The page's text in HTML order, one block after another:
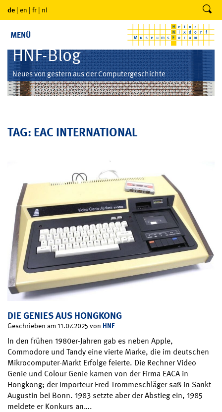
de | en | fr | nl
MENÜ
HNF-Blog
Neues von gestern aus der Computergeschichte
TAG: EAC INTERNATIONAL
DIE GENIES AUS HONGKONG
Geschrieben am 11.07.2025 von HNF
In den frühen 1980er-Jahren gab es neben Apple,
Commodore und Tandy eine vierte Marke, die im deutschen
Mikrocomputer-Markt Erfolge feierte. Die Rechner Video
Genie und Colour Genie kamen von der Firma EACA in
Hongkong; der Importeur Fred Trommeschläger saß in Sankt
Augustin bei Bonn. 1983 setzte aber der Abstieg ein, 1985
meldete er Konkurs an….